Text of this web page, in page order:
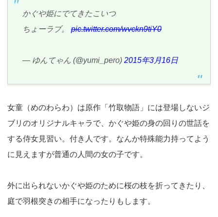
かぐや姫にでてきたこいつ
ちょーラブ。 pic.twitter.com/wvckn9tiY0
— ゆんてゃん (@yumi_pero) 2015年3月16日
女童（めのわらわ）は原作「竹取物語」には登場しないジ
ブリのオリジナルキャラで、かぐや姫の身の回りの世話を
する侍女見習い。付き人です。なんか特殊能力持ってよう
に見えますが普通の人間の女の子です。
外に出られないかぐや姫のために桜の枝を折ってきたり、
庭で羽根突きの相手になったりもします。